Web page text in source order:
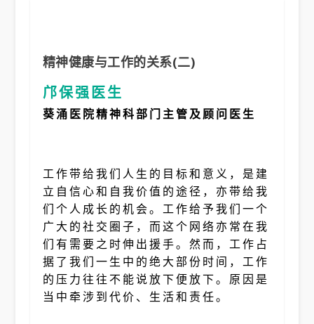
精神健康与工作的关系(二)
邝保强医生
葵涌医院精神科部门主管及顾问医生
工作带给我们人生的目标和意义，是建
立自信心和自我价值的途径，亦带给我
们个人成长的机会。工作给予我们一个
广大的社交圈子，而这个网络亦常在我
们有需要之时伸出援手。然而，工作占
据了我们一生中的绝大部份时间，工作
的压力往往不能说放下便放下。原因是
当中牵涉到代价、生活和责任。